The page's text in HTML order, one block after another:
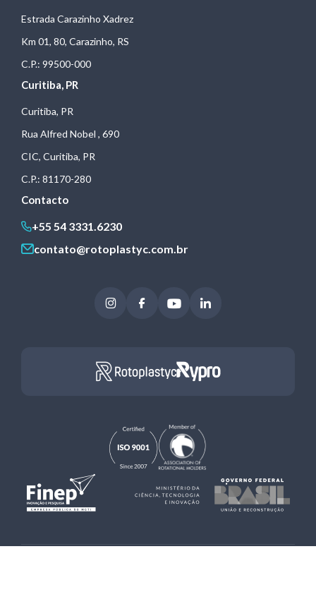
Estrada Carazinho Xadrez
Km 01, 80, Carazinho, RS
C.P.: 99500-000
Curitiba, PR
Curitiba, PR
Rua Alfred Nobel , 690
CIC, Curitiba, PR
C.P.: 81170-280
Contacto
+55 54 3331.6230
contato@rotoplastyc.com.br
InstagramFacebookYoutubeLinkedIn